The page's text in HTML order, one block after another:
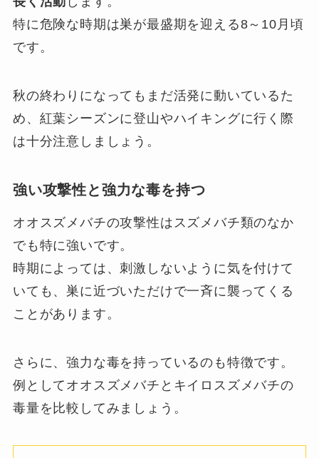
特に危険な時期は巣が最盛期を迎える8～10月頃
です。
秋の終わりになってもまだ活発に動いているた
め、紅葉シーズンに登山やハイキングに行く際
は十分注意しましょう。
強い攻撃性と強力な毒を持つ
オオスズメバチの攻撃性はスズメバチ類のなか
でも特に強いです。
時期によっては、刺激しないように気を付けて
いても、巣に近づいただけで一斉に襲ってくる
ことがあります。
さらに、強力な毒を持っているのも特徴です。
例としてオオスズメバチとキイロスズメバチの
毒量を比較してみましょう。